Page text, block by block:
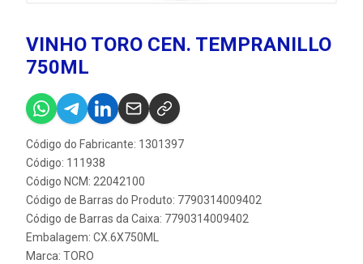
VINHO TORO CEN. TEMPRANILLO
750ML
Código do Fabricante: 1301397
Código: 111938
Código NCM: 22042100
Código de Barras do Produto: 7790314009402
Código de Barras da Caixa: 7790314009402
Embalagem: CX.6X750ML
Marca: TORO